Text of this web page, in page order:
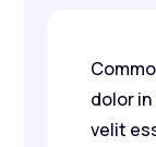
dolor
velit